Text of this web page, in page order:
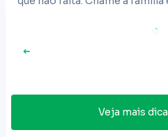
Veja mais